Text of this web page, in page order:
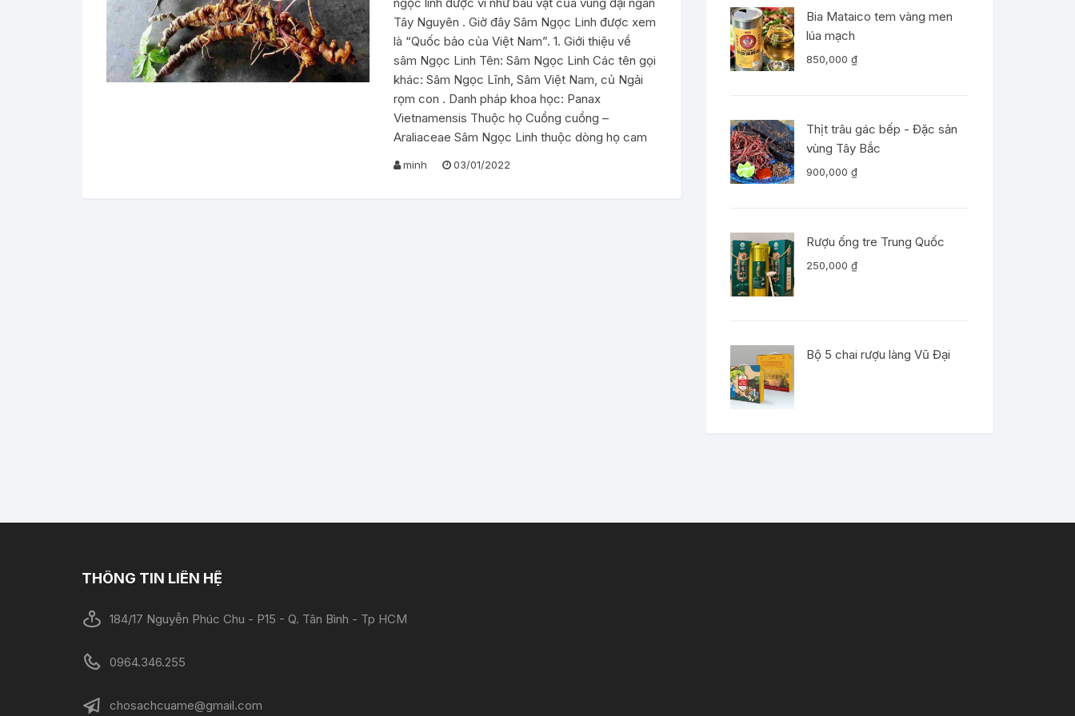
Tây Nguyên . Giờ đây Sâm Ngọc Linh được xem
là “Quốc bảo của Việt Nam”. 1. Giới thiệu về
sâm Ngọc Linh Tên: Sâm Ngọc Linh Các tên gọi
khác: Sâm Ngọc Lĩnh, Sâm Việt Nam, củ Ngải
rọm con . Danh pháp khoa học: Panax
Vietnamensis Thuộc họ Cuồng cuồng –
Araliaceae Sâm Ngọc Linh thuộc dòng họ cam
minh 03/01/2022
Bia Mataico tem vàng men
lúa mạch
850,000 ₫
Thịt trâu gác bếp - Đặc sản
vùng Tây Bắc
900,000 ₫
Rượu ống tre Trung Quốc
250,000 ₫
Bộ 5 chai rượu làng Vũ Đại
THÔNG TIN LIÊN HỆ
184/17 Nguyễn Phúc Chu - P15 - Q. Tân Bình - Tp HCM
0964.346.255
chosachcuame@gmail.com